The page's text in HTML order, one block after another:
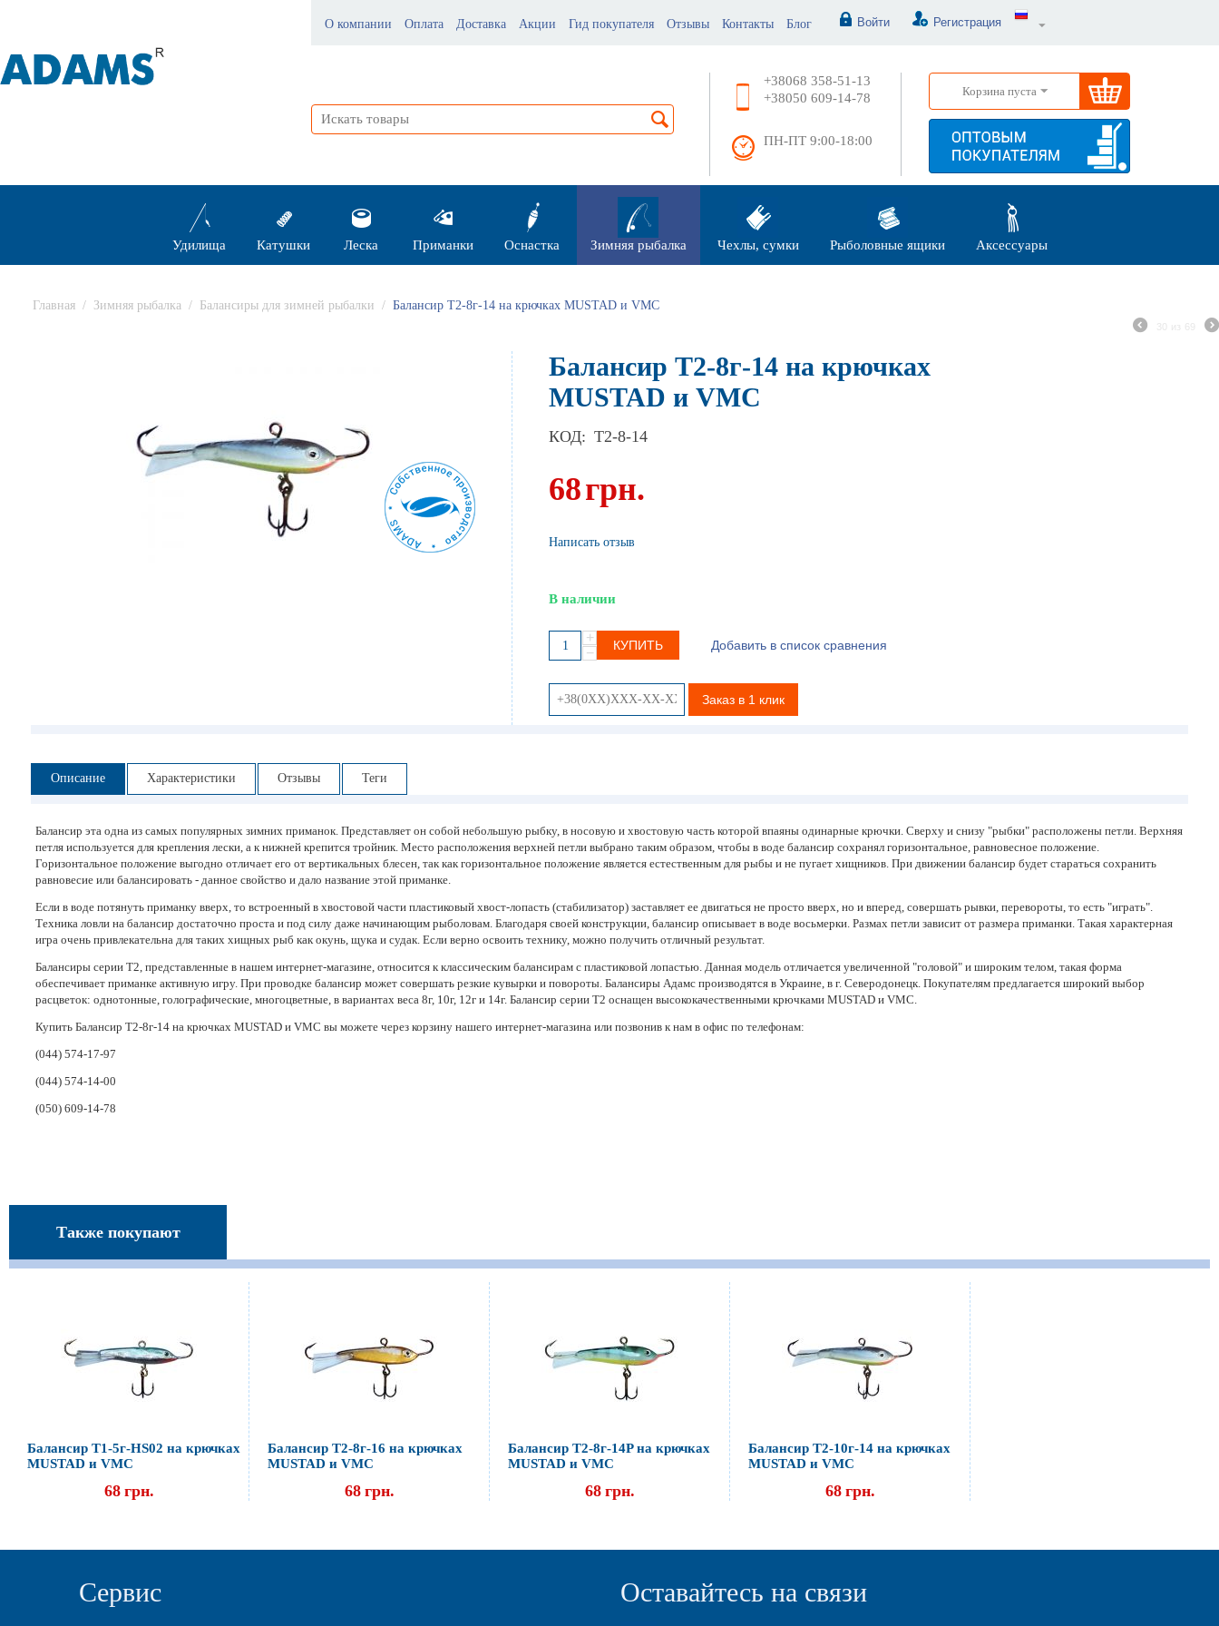
О компании Оплата Доставка Акции Гид покупателя Отзывы Контакты Блог Войти Регистрация
+38068 358-51-13
+38050 609-14-78
ПН-ПТ 9:00-18:00
Корзина пуста
Удилища Катушки Леска Приманки Оснастка Зимняя рыбалка Чехлы, сумки Рыболовные ящики Аксессуары
Главная / Зимняя рыбалка / Балансиры для зимней рыбалки / Балансир Т2-8г-14 на крючках MUSTAD и VMC
30
Балансир Т2-8г-14 на крючках
MUSTAD и VMC
КОД: T2-8-14
68грн.
Написать отзыв
В наличии
+
−
КУПИТЬ Добавить в список сравнения
Заказ в 1 клик
Описание Характеристики Отзывы Теги
Балансир эта одна из самых популярных зимних приманок. Представляет он собой небольшую рыбку, в носовую и хвостовую часть которой впаяны одинарные крючки. Сверху и снизу "рыбки" расположены петли. Верхняя
петля используется для крепления лески, а к нижней крепится тройник. Место расположения верхней петли выбрано таким образом, чтобы в воде балансир сохранял горизонтальное, равновесное положение.
Горизонтальное положение выгодно отличает его от вертикальных блесен, так как горизонтальное положение является естественным для рыбы и не пугает хищников. При движении балансир будет стараться сохранить
равновесие или балансировать - данное свойство и дало название этой приманке.
Если в воде потянуть приманку вверх, то встроенный в хвостовой части пластиковый хвост-лопасть (стабилизатор) заставляет ее двигаться не просто вверх, но и вперед, совершать рывки, перевороты, то есть "играть".
Техника ловли на балансир достаточно проста и под силу даже начинающим рыболовам. Благодаря своей конструкции, балансир описывает в воде восьмерки. Размах петли зависит от размера приманки. Такая характерная
игра очень привлекательна для таких хищных рыб как окунь, щука и судак. Если верно освоить технику, можно получить отличный результат.
Балансиры серии Т2, представленные в нашем интернет-магазине, относится к классическим балансирам с пластиковой лопастью. Данная модель отличается увеличенной "головой" и широким телом, такая форма
обеспечивает приманке активную игру. При проводке балансир может совершать резкие кувырки и повороты. Балансиры Адамс производятся в Украине, в г. Северодонецк. Покупателям предлагается широкий выбор
расцветок: однотонные, голографические, многоцветные, в вариантах веса 8г, 10г, 12г и 14г. Балансир серии Т2 оснащен высококачественными крючками MUSTAD и VMC.
Купить Балансир Т2-8г-14 на крючках MUSTAD и VMC вы можете через корзину нашего интернет-магазина или позвонив к нам в офис по телефонам:
(044) 574-17-97
(044) 574-14-00
(050) 609-14-78
Также покупают
Балансир Т1-5г-НS02 на крючках
MUSTAD и VMC
68 грн.
Балансир Т2-8г-16 на крючках
MUSTAD и VMC
68 грн.
Балансир Т2-8г-14P на крючках
MUSTAD и VMC
68 грн.
Балансир Т2-10г-14 на крючках
MUSTAD и VMC
68 грн.
Сервис Оставайтесь на связи